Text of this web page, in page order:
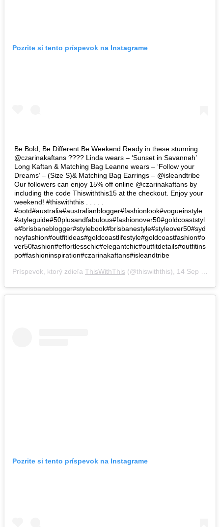
Pozrite si tento príspevok na Instagrame
Be Bold, Be Different Be Weekend Ready in these stunning
@czarinakaftans ???? Linda wears – ‘Sunset in Savannah’
Long Kaftan & Matching Bag Leanne wears – ‘Follow your
Dreams’ – (Size S)& Matching Bag Earrings – @isleandtribe
Our followers can enjoy 15% off online @czarinakaftans by
including the code Thiswiththis15 at the checkout. Enjoy your
weekend! #thiswiththis . . . . .
#ootd#australia#australianblogger#fashionlook#vogueinstyle
#styleguide#50plusandfabulous#fashionover50#goldcoaststyl
e#brisbaneblogger#stylebook#brisbanestyle#styleover50#syd
neyfashion#outfitideas#goldcoastlifestyle#goldcoastfashion#o
ver50fashion#effortlesschic#elegantchic#outfitdetails#outfitins
po#fashioninspiration#czarinakaftans#isleandtribe
Príspevok, ktorý zdieľa ThisWithThis (@thiswiththis), 14 Sep 2018 o 12:27 PDT
Pozrite si tento príspevok na Instagrame